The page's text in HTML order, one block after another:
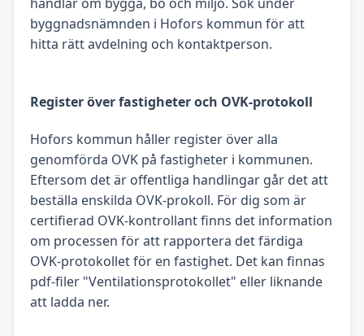
byggnadsnämnden i Hofors kommun för att
hitta rätt avdelning och kontaktperson.
Register över fastigheter och OVK-protokoll
Hofors kommun håller register över alla
genomförda OVK på fastigheter i kommunen.
Eftersom det är offentliga handlingar går det att
beställa enskilda OVK-prokoll. För dig som är
certifierad OVK-kontrollant finns det information
om processen för att rapportera det färdiga
OVK-protokollet för en fastighet. Det kan finnas
pdf-filer "Ventilationsprotokollet" eller liknande
att ladda ner.